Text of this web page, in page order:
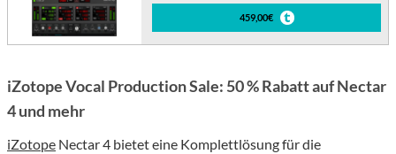
459,00€
iZotope Vocal Production Sale: 50 % Rabatt auf Nectar
4 und mehr
iZotope Nectar 4 bietet eine Komplettlösung für die